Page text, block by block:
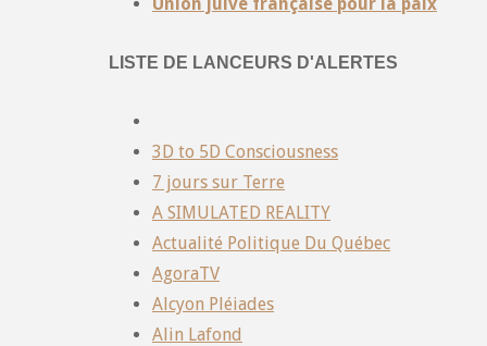
LISTE DE LANCEURS D'ALERTES
3D to 5D Consciousness
7 jours sur Terre
A SIMULATED REALITY
Actualité Politique Du Québec
AgoraTV
Alcyon Pléiades
Alin Lafond